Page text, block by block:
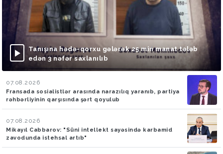
Tanışına hədə-qorxu gələrək 25 min manat tələb
edən 3 nəfər saxlanılıb
07.08.2026
Fransada sosialistlər arasında narazılıq yaranıb, partiya
rəhbərliyinin qarşısında şərt qoyulub
07.08.2026
Mikayıl Cabbarov: "Süni intellekt sayəsində karbamid
zavodunda istehsal artıb"